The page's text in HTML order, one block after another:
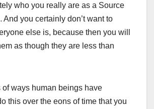
who you really are as a Source
And you certainly don’t want to
else is, because then you will
as though they are less than
of ways human beings have
this over the eons of time that you